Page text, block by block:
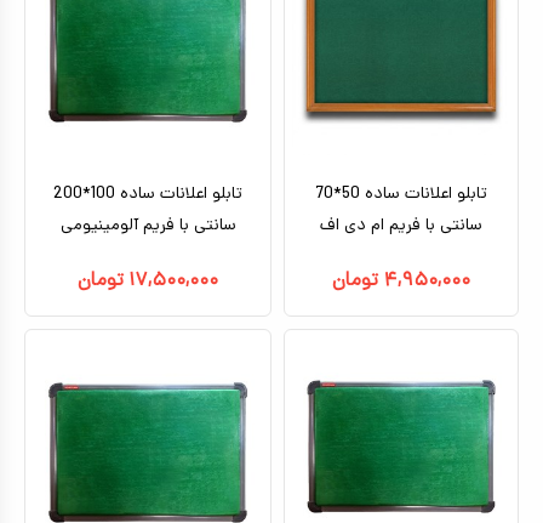
تابلو اعلانات ساده 50*70
سانتی با فریم ام دی اف
۴,۹۵۰,۰۰۰ تومان
تابلو اعلانات ساده 100*200
سانتی با فریم آلومینیومی
۱۷,۵۰۰,۰۰۰ تومان